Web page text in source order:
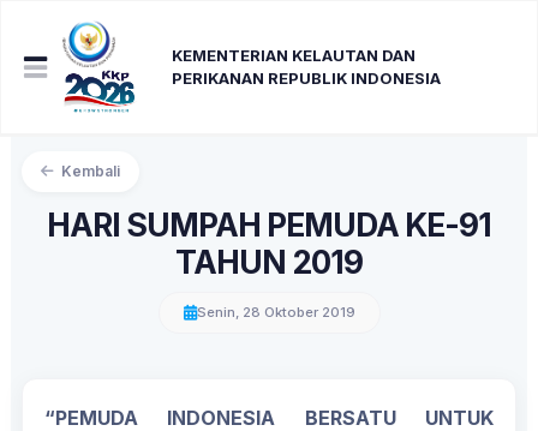
KEMENTERIAN KELAUTAN DAN
PERIKANAN REPUBLIK INDONESIA
Kembali
HARI SUMPAH PEMUDA KE-91
TAHUN 2019
Senin, 28 Oktober 2019
“PEMUDA INDONESIA BERSATU UNTUK